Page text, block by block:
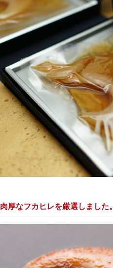
厚なフカヒレを厳選しました。